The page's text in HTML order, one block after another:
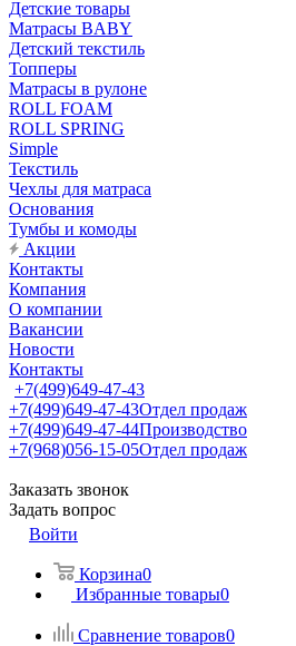
Детские товары
Матрасы BABY
Детский текстиль
Топперы
Матрасы в рулоне
ROLL FOAM
ROLL SPRING
Simple
Текстиль
Чехлы для матраса
Основания
Тумбы и комоды
Акции
Контакты
Компания
О компании
Вакансии
Новости
Контакты
+7(499)649-47-43
+7(499)649-47-43Отдел продаж
+7(499)649-47-44Производство
+7(968)056-15-05Отдел продаж
Заказать звонок
Задать вопрос
Войти
Корзина0
Избранные товары0
Сравнение товаров0